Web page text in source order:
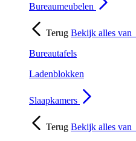
Bureaumeubelen
Terug Bekijk alles van
Bureautafels
Ladenblokken
Slaapkamers
Terug Bekijk alles van